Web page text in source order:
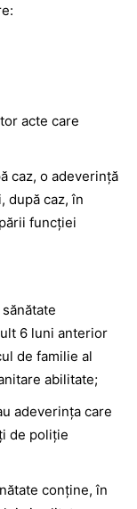
acte care
caz, o adeverinţă
după caz, în
funcţiei
6 luni anterior
de familie al
abilitate;
adeverinţa care
de poliţie
conţine, în